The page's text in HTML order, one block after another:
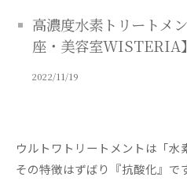
高濃度水素トリートメ
座・美容室WISTERIA】
2022/11/19
ウルトワトリートメントは「水
その特徴はずばり『抗酸化』で